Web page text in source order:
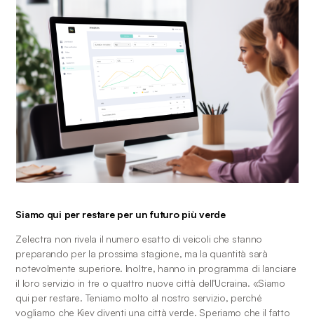
Siamo qui per restare per un futuro più verde
Zelectra non rivela il numero esatto di veicoli che stanno
preparando per la prossima stagione, ma la quantità sarà
notevolmente superiore. Inoltre, hanno in programma di lanciare
il loro servizio in tre o quattro nuove città dell'Ucraina. «Siamo
qui per restare. Teniamo molto al nostro servizio, perché
vogliamo che Kiev diventi una città verde. Speriamo che il fatto